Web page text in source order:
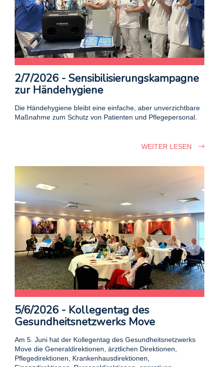
2/7/2026 - Sensibilisierungskampagne
zur Händehygiene
Die Händehygiene bleibt eine einfache, aber unverzichtbare
Maßnahme zum Schutz von Patienten und Pflegepersonal.
WEITER LESEN
5/6/2026 - Kollegentag des
Gesundheitsnetzwerks Move
Am 5. Juni hat der Kollegentag des Gesundheitsnetzwerks
Move die Generaldirektionen, ärztlichen Direktionen,
Pflegedirektionen, Krankenhausdirektionen,